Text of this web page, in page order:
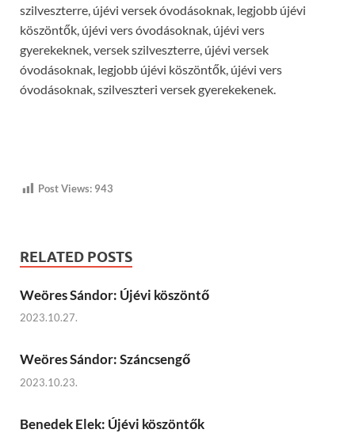
szilveszterre, újévi versek óvodásoknak, legjobb újévi
köszöntők, újévi vers óvodásoknak, újévi vers
gyerekeknek, versek szilveszterre, újévi versek
óvodásoknak, legjobb újévi köszöntők, újévi vers
óvodásoknak, szilveszteri versek gyerekekenek.
Post Views: 943
RELATED POSTS
Weöres Sándor: Újévi köszöntő
2023.10.27.
Weöres Sándor: Száncsengő
2023.10.23.
Benedek Elek: Újévi köszöntők